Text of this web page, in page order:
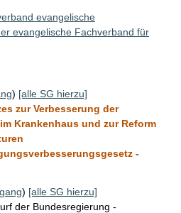
evangelische
evangelische Fachverband für
) [alle SG hierzu]
zur Verbesserung der
Krankenhaus und zur Reform
-
) [alle SG hierzu]
der Bundesregierung -